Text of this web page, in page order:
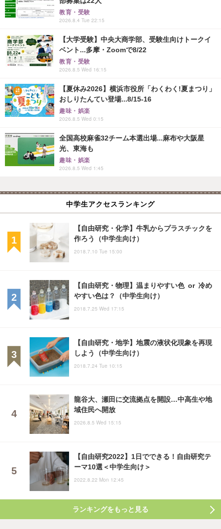
教育・受験
2026.8.4 Tue 22:15
【大学受験】中央大商学部、受験生向けトークイ
ベント...多摩・Zoomで8/22
教育・受験
2026.8.5 Wed 16:15
【夏休み2026】横浜市役所「わくわく!夏まつり」
おしりたんてい登場...8/15-16
趣味・娯楽
2026.8.5 Wed 0:15
全国高校麻雀32チーム本選出場...麻布や大阪星
光、東海も
趣味・娯楽
2026.8.5 Wed 1:45
中学生アクセスランキング
【自由研究・化学】牛乳からプラスチックを
作ろう（中学生向け）
2018.7.10 Tue 15:00
【自由研究・物理】温まりやすい色 or 冷め
やすい色は？（中学生向け）
2018.7.25 Wed 17:15
【自由研究・地学】地震の液状化現象を再現
しよう（中学生向け）
2018.7.24 Tue 10:15
龍谷大、瀬田に交流拠点を開設…中高生や地
域住民へ開放
2026.8.5 Wed 15:15
【自由研究2022】1日でできる！自由研究テ
ーマ10選＜中学生向け＞
2022.8.22 Mon 12:45
ランキングをもっと見る